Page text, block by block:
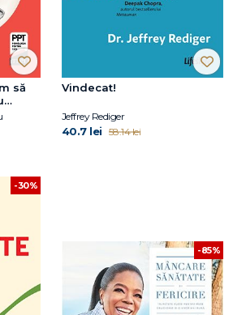
să
Vindecat!
Jeffrey Rediger
40.7 lei 58.14 lei
-30%
-85%